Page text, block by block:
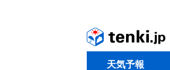
天気予報